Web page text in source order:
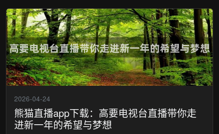
2026-04-24
熊猫直播app下载：高要电视台直播带你走
进新一年的希望与梦想